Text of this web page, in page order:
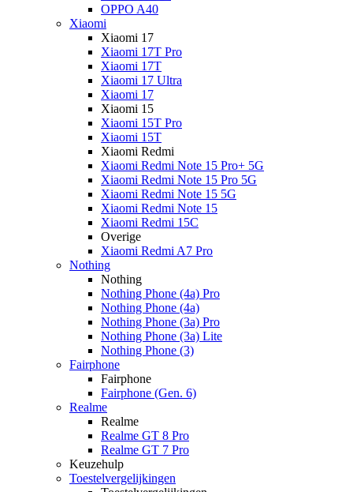
OPPO A40
Xiaomi
Xiaomi 17
Xiaomi 17T Pro
Xiaomi 17T
Xiaomi 17 Ultra
Xiaomi 17
Xiaomi 15
Xiaomi 15T Pro
Xiaomi 15T
Xiaomi Redmi
Xiaomi Redmi Note 15 Pro+ 5G
Xiaomi Redmi Note 15 Pro 5G
Xiaomi Redmi Note 15 5G
Xiaomi Redmi Note 15
Xiaomi Redmi 15C
Overige
Xiaomi Redmi A7 Pro
Nothing
Nothing
Nothing Phone (4a) Pro
Nothing Phone (4a)
Nothing Phone (3a) Pro
Nothing Phone (3a) Lite
Nothing Phone (3)
Fairphone
Fairphone
Fairphone (Gen. 6)
Realme
Realme
Realme GT 8 Pro
Realme GT 7 Pro
Keuzehulp
Toestelvergelijkingen